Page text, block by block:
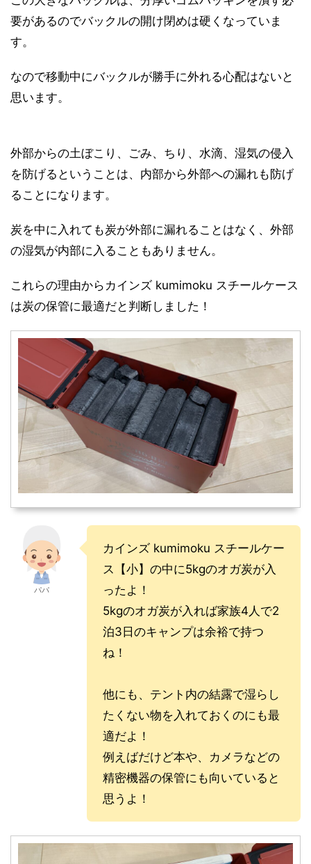
要があるのでバックルの開け閉めは硬くなっていま
す。
なので移動中にバックルが勝手に外れる心配はないと
思います。
外部からの土ぼこり、ごみ、ちり、水滴、湿気の侵入
を防げるということは、内部から外部への漏れも防げ
ることになります。
炭を中に入れても炭が外部に漏れることはなく、外部
の湿気が内部に入ることもありません。
これらの理由からカインズ kumimoku スチールケース
は炭の保管に最適だと判断しました！
パパ
カインズ kumimoku スチールケー
ス【小】の中に5kgのオガ炭が入
ったよ！
5kgのオガ炭が入れば家族4人で2
泊3日のキャンプは余裕で持つ
ね！
他にも、テント内の結露で湿らし
たくない物を入れておくのにも最
適だよ！
例えばだけど本や、カメラなどの
精密機器の保管にも向いていると
思うよ！